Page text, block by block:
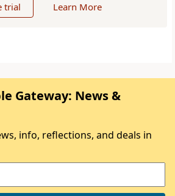
trial Learn More
Gateway: News &
info, reflections, and deals in